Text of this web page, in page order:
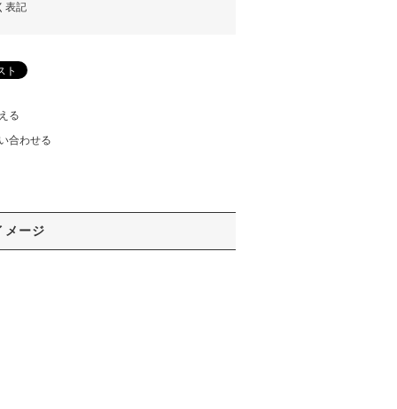
表記
る
合わせる
メージ